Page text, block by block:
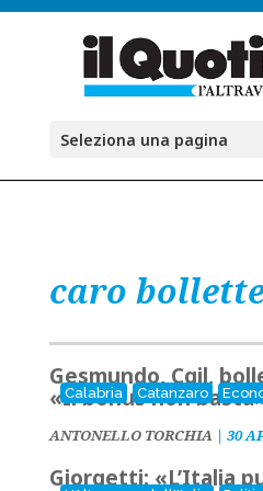
Seleziona una pagina
caro
Calabria Catanzaro
Gesmundo, Cgil,
«Il bonus non
ANTONELLO TORCHIA| 30
Giorgetti: «L’Italia